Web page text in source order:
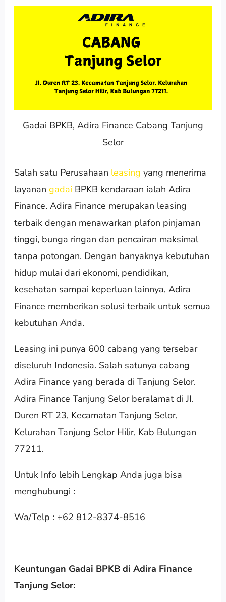
Gadai BPKB, Adira Finance Cabang Tanjung
Selor
Salah satu Perusahaan leasing yang menerima
layanan gadai BPKB kendaraan ialah Adira
Finance. Adira Finance merupakan leasing
terbaik dengan menawarkan plafon pinjaman
tinggi, bunga ringan dan pencairan maksimal
tanpa potongan. Dengan banyaknya kebutuhan
hidup mulai dari ekonomi, pendidikan,
kesehatan sampai keperluan lainnya, Adira
Finance memberikan solusi terbaik untuk semua
kebutuhan Anda.
Leasing ini punya 600 cabang yang tersebar
diseluruh Indonesia. Salah satunya cabang
Adira Finance yang berada di Tanjung Selor.
Adira Finance Tanjung Selor beralamat di JI.
Duren RT 23, Kecamatan Tanjung Selor,
Kelurahan Tanjung Selor Hilir, Kab Bulungan
77211.
Untuk Info lebih Lengkap Anda juga bisa
menghubungi :
Wa/Telp : +62 812-8374-8516
Keuntungan Gadai BPKB di Adira Finance
Tanjung Selor: